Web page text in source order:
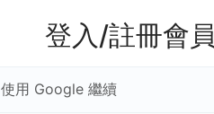
登入/註冊會員
使用 Google 繼續